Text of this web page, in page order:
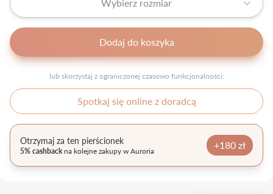
Wybierz rozmiar
Dodaj do koszyka
lub skorzystaj z ograniczonej czasowo funkcjonalności:
Spotkaj się online z doradcą
Otrzymaj za ten pierścionek
5% cashbackna kolejne zakupy w Auroria +180 zł